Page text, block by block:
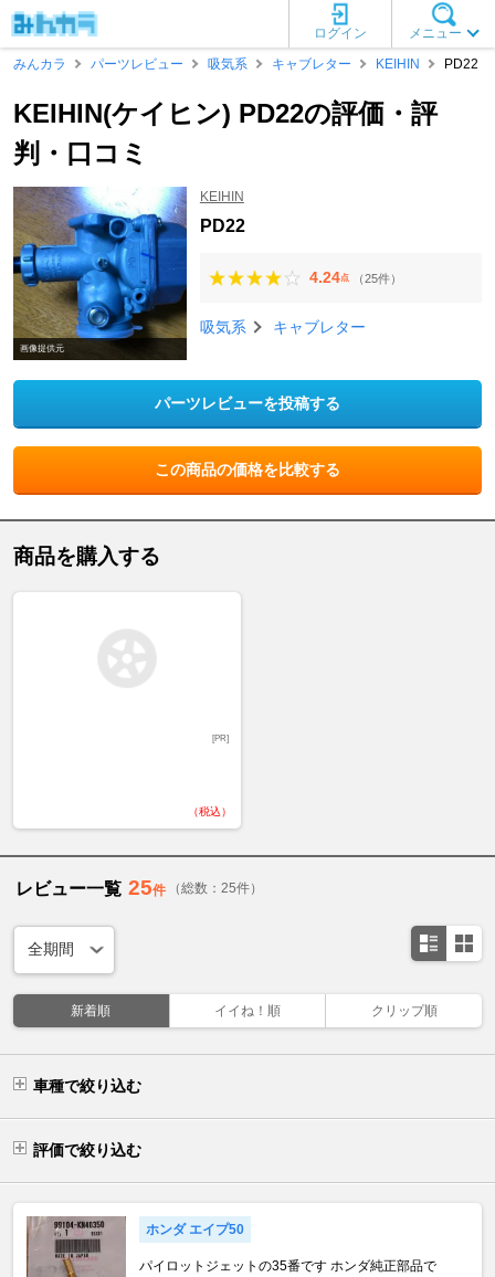
メニュー
ログイン
みんカラ
パーツレビュー 吸気系 キャブレター KEIHIN PD22
KEIHIN(ケイヒン) PD22の評価・評
判・口コミ
画像提供元
KEIHIN
PD22
4.24点 （25件）
吸気系 キャブレター
パーツレビューを投稿する
この商品の価格を比較する
商品を購入する
[PR]
（税込）
レビュー一覧 25件 （総数：25件）
新着順 イイね！順 クリップ順
車種で絞り込む
評価で絞り込む
ホンダ エイプ50
パイロットジェットの35番です ホンダ純正部品で